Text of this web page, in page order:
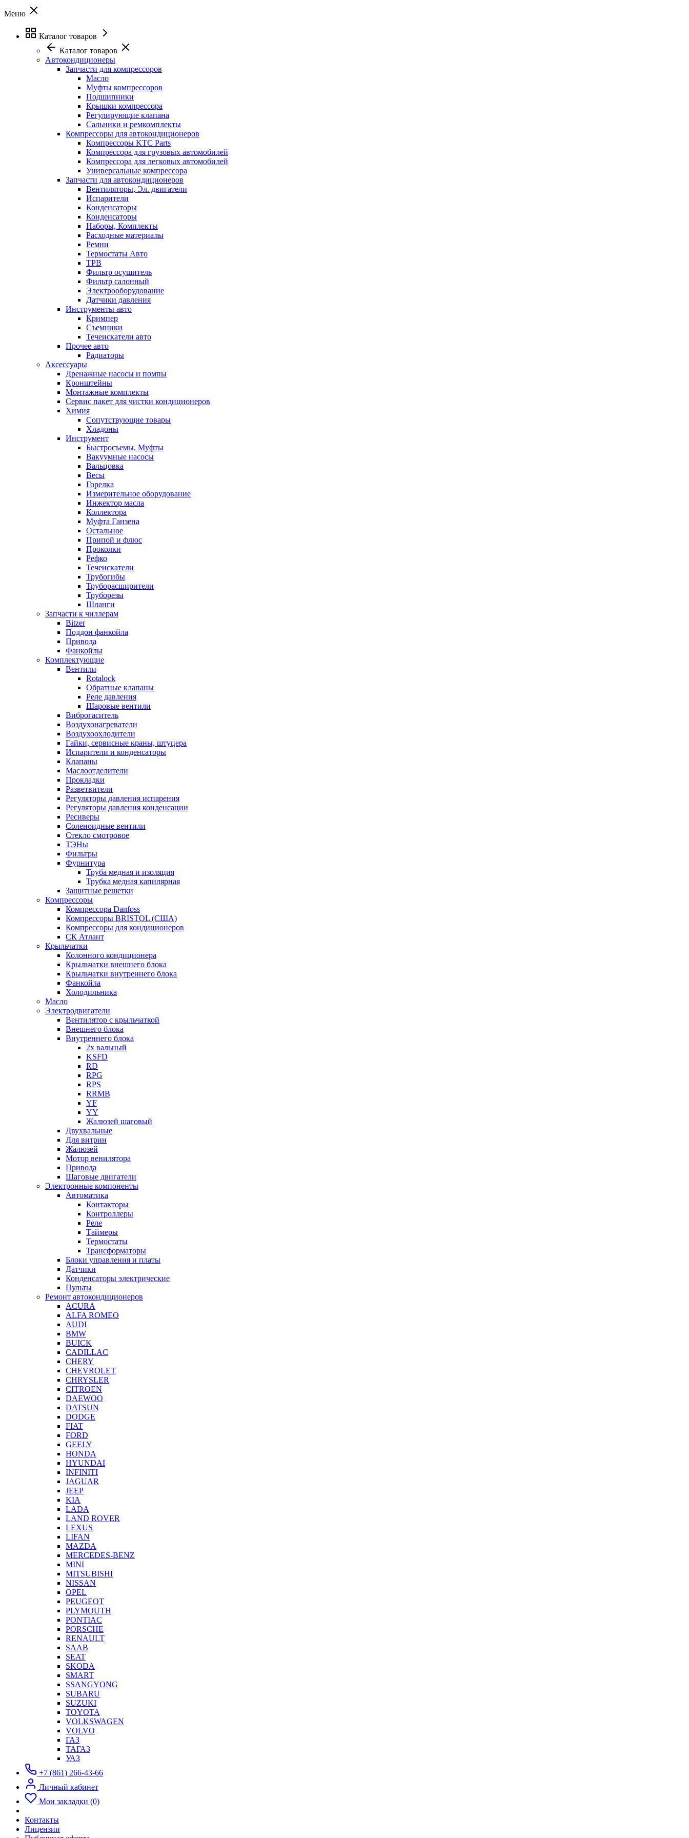
Меню
Каталог товаров
Каталог товаров
Автокондиционеры
Запчасти для компрессоров
Масло
Муфты компрессоров
Подшипники
Крышки компрессора
Регулирующие клапана
Сальники и ремкомплекты
Компрессоры для автокондиционеров
Компрессоры KTC Parts
Компрессора для грузовых автомобилей
Компрессора для легковых автомобилей
Универсальные компрессора
Запчасти для автокондиционеров
Вентиляторы, Эл. двигатели
Испарители
Конденсаторы
Конденсаторы
Наборы, Комплекты
Расходные материалы
Ремни
Термостаты Авто
ТРВ
Фильтр осушитель
Фильтр салонный
Электрооборудование
Датчики давления
Инструменты авто
Кримпер
Съемники
Течеискатели авто
Прочее авто
Радиаторы
Аксессуары
Дренажные насосы и помпы
Кронштейны
Монтажные комплекты
Сервис пакет для чистки кондиционеров
Химия
Сопутствующие товары
Хладоны
Инструмент
Быстросъемы, Муфты
Вакуумные насосы
Вальцовка
Весы
Горелка
Измерительное оборудование
Инжектор масла
Коллектора
Муфта Ганзена
Остальное
Припой и флюс
Проколки
Рефко
Течеискатели
Трубогибы
Труборасширители
Труборезы
Шланги
Запчасти к чиллерам
Bitzer
Поддон фанкойла
Привода
Фанкойлы
Комплектующие
Вентили
Rotalock
Обратные клапаны
Реле давления
Шаровые вентили
Виброгаситель
Воздухонагреватели
Воздухоохлодители
Гайки, сервисные краны, штуцера
Испарители и конденсаторы
Клапаны
Маслоотделители
Прокладки
Разветвители
Регуляторы давления испарения
Регуляторы давления конденсации
Ресиверы
Соленоидные вентили
Стекло смотровое
ТЭНы
Фильтры
Фурнитура
Труба медная и изоляция
Трубка медная капилярная
Защитные решетки
Компрессоры
Компрессора Danfoss
Компрессоры BRISTOL (США)
Компрессоры для кондиционеров
СК Атлант
Крыльчатки
Колонного кондиционера
Крыльчатки внешнего блока
Крыльчатки внутреннего блока
Фанкойла
Холодильника
Масло
Электродвигатели
Вентилятор с крыльчаткой
Внешнего блока
Внутреннего блока
2х вальный
KSFD
RD
RPG
RPS
RRMB
YF
YY
Жалюзей шаговый
Двухвальные
Для витрин
Жалюзей
Мотор венилятора
Привода
Шаговые двигатели
Электронные компоненты
Автоматика
Контакторы
Контроллеры
Реле
Таймеры
Термостаты
Трансформаторы
Блоки управления и платы
Датчики
Конденсаторы электрические
Пульты
Ремонт автокондиционеров
ACURA
ALFA ROMEO
AUDI
BMW
BUICK
CADILLAC
CHERY
CHEVROLET
CHRYSLER
CITROEN
DAEWOO
DATSUN
DODGE
FIAT
FORD
GEELY
HONDA
HYUNDAI
INFINITI
JAGUAR
JEEP
KIA
LADA
LAND ROVER
LEXUS
LIFAN
MAZDA
MERCEDES-BENZ
MINI
MITSUBISHI
NISSAN
OPEL
PEUGEOT
PLYMOUTH
PONTIAC
PORSCHE
RENAULT
SAAB
SEAT
SKODA
SMART
SSANGYONG
SUBARU
SUZUKI
TOYOTA
VOLKSWAGEN
VOLVO
ГАЗ
ТАГАЗ
УАЗ
+7 (861) 266-43-66
Личный кабинет
Мои закладки (0)
Контакты
Лицензии